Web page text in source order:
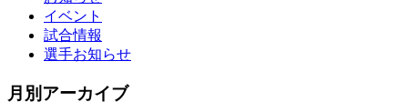
イベント
試合情報
選手お知らせ
月別アーカイブ